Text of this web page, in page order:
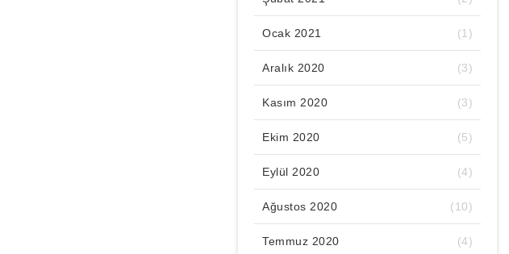
Ocak 2021 (1)
Aralık 2020 (3)
Kasım 2020 (3)
Ekim 2020 (5)
Eylül 2020 (4)
Ağustos 2020 (10)
Temmuz 2020 (4)